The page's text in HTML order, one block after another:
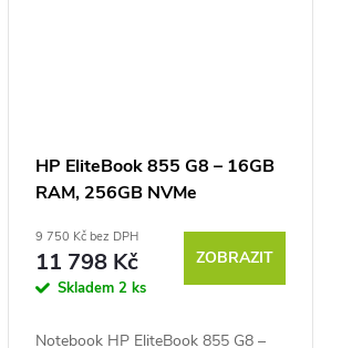
HP EliteBook 855 G8 – 16GB
RAM, 256GB NVMe
9 750 Kč bez DPH
11 798 Kč
Skladem2 ks
ZOBRAZIT
Notebook HP EliteBook 855 G8 –